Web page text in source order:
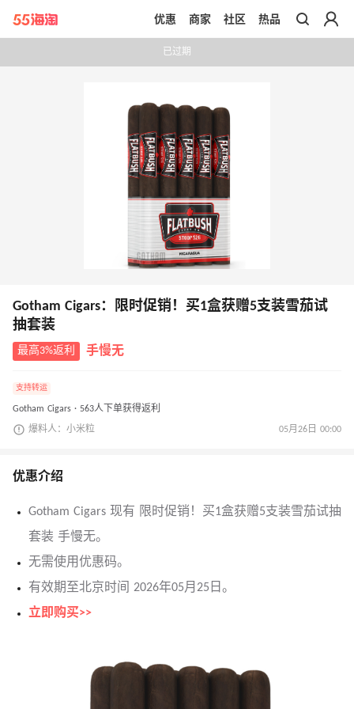
带你去官网买正品
优惠 商家 社区 热品
已过期
Gotham Cigars：限时促销！买1盒获赠5支装雪茄试
抽套装
最高3%返利 手慢无
支持转运
Gotham Cigars · 563人下单获得返利
爆料人：小米粒 05月26日 00:00
优惠介绍
Gotham Cigars 现有 限时促销！买1盒获赠5支装雪茄试抽
套装 手慢无。
无需使用优惠码。
有效期至北京时间 2026年05月25日。
立即购买>>